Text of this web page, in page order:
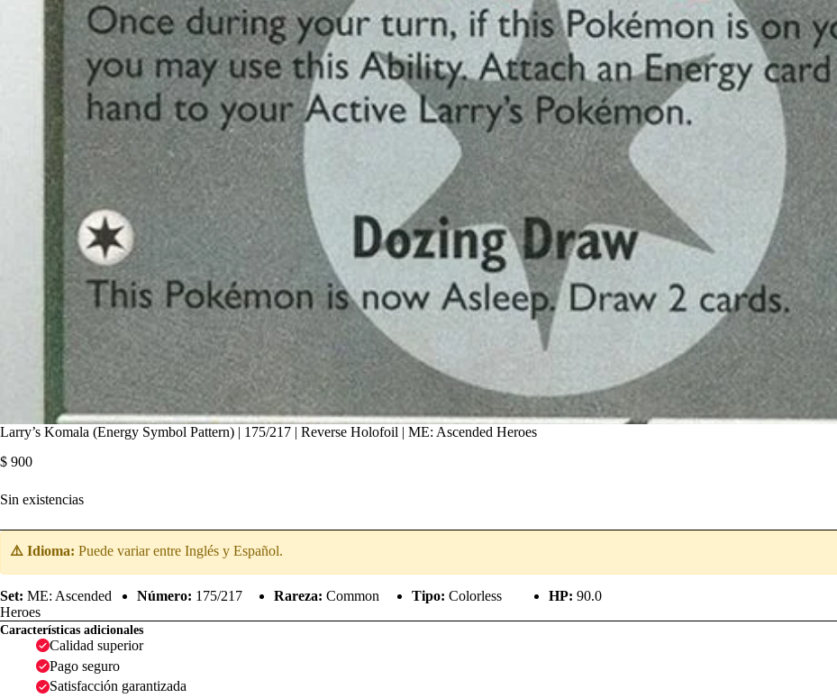
Larry’s Komala (Energy Symbol Pattern) | 175/217 | Reverse Holofoil | ME: Ascended Heroes
$ 900
Sin existencias
⚠️ Idioma: Puede variar entre Inglés y Español.
Set: ME: Ascended
Heroes
Número: 175/217 Rareza: Common Tipo: Colorless HP: 90.0
Características adicionales
Calidad superior
Pago seguro
Satisfacción garantizada